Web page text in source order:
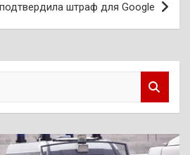
штраф для Google